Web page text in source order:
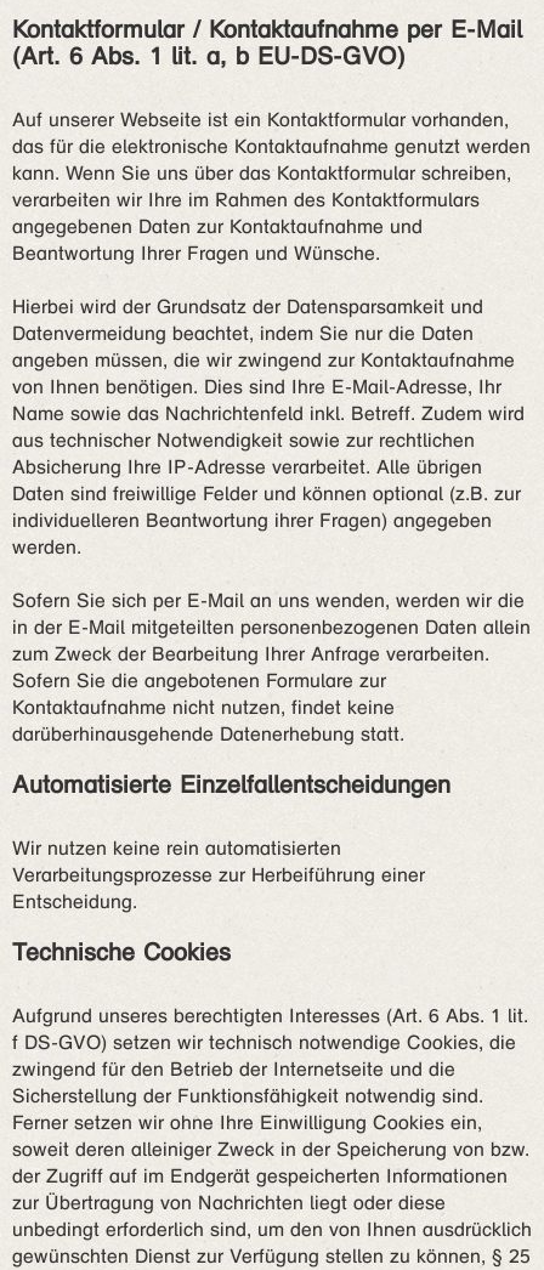
Kontaktformular / Kontaktaufnahme per E-Mail
(Art. 6 Abs. 1 lit. a, b EU-DS-GVO)
Auf unserer Webseite ist ein Kontaktformular vorhanden,
das für die elektronische Kontaktaufnahme genutzt werden
kann. Wenn Sie uns über das Kontaktformular schreiben,
verarbeiten wir Ihre im Rahmen des Kontaktformulars
angegebenen Daten zur Kontaktaufnahme und
Beantwortung Ihrer Fragen und Wünsche.
Hierbei wird der Grundsatz der Datensparsamkeit und
Datenvermeidung beachtet, indem Sie nur die Daten
angeben müssen, die wir zwingend zur Kontaktaufnahme
von Ihnen benötigen. Dies sind Ihre E-Mail-Adresse, Ihr
Name sowie das Nachrichtenfeld inkl. Betreff. Zudem wird
aus technischer Notwendigkeit sowie zur rechtlichen
Absicherung Ihre IP-Adresse verarbeitet. Alle übrigen
Daten sind freiwillige Felder und können optional (z.B. zur
individuelleren Beantwortung ihrer Fragen) angegeben
werden.
Sofern Sie sich per E-Mail an uns wenden, werden wir die
in der E-Mail mitgeteilten personenbezogenen Daten allein
zum Zweck der Bearbeitung Ihrer Anfrage verarbeiten.
Sofern Sie die angebotenen Formulare zur
Kontaktaufnahme nicht nutzen, findet keine
darüberhinausgehende Datenerhebung statt.
Automatisierte Einzelfallentscheidungen
Wir nutzen keine rein automatisierten
Verarbeitungsprozesse zur Herbeiführung einer
Entscheidung.
Technische Cookies
Aufgrund unseres berechtigten Interesses (Art. 6 Abs. 1 lit.
f DS-GVO) setzen wir technisch notwendige Cookies, die
zwingend für den Betrieb der Internetseite und die
Sicherstellung der Funktionsfähigkeit notwendig sind.
Ferner setzen wir ohne Ihre Einwilligung Cookies ein,
soweit deren alleiniger Zweck in der Speicherung von bzw.
der Zugriff auf im Endgerät gespeicherten Informationen
zur Übertragung von Nachrichten liegt oder diese
unbedingt erforderlich sind, um den von Ihnen ausdrücklich
gewünschten Dienst zur Verfügung stellen zu können, § 25